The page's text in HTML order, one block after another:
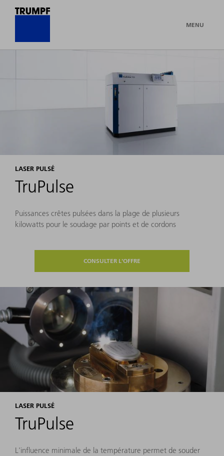
MENU
LASER PULSÉ
TruPulse
Puissances crêtes pulsées dans la plage de plusieurs
kilowatts pour le soudage par points et de cordons
CONSULTER L'OFFRE
LASER PULSÉ
TruPulse
L'influence minimale de la température permet de souder